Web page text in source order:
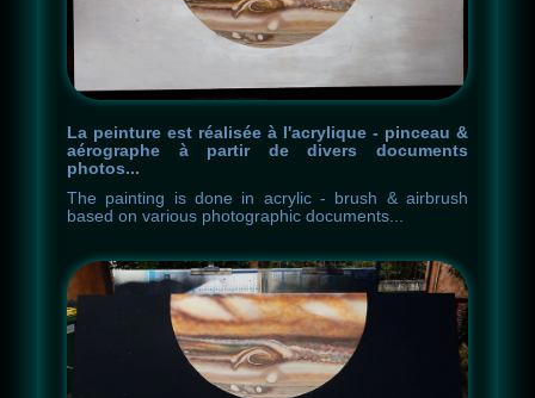
La peinture est réalisée à l'acrylique - pinceau &
aérographe à partir de divers documents
photos...
The painting isdone in acrylic- brush & airbrush
based on various photographic documents...